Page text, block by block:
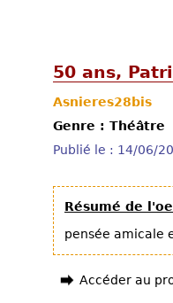
50 ans,
Asnieres28bis
Genre : Théâtre
Publié le : 14/06/
Résumé de
pensée amicale
Accéder au